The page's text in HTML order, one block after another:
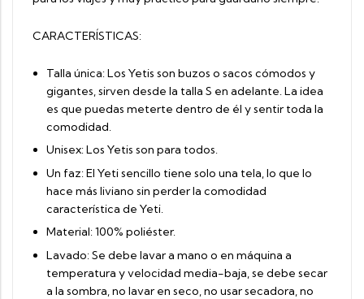
CARACTERÍSTICAS:
Talla única: Los Yetis son buzos o sacos cómodos y
gigantes, sirven desde la talla S en adelante. La idea
es que puedas meterte dentro de él y sentir toda la
comodidad.
Unisex: Los Yetis son para todos.
Un faz: El Yeti sencillo tiene solo una tela, lo que lo
hace más liviano sin perder la comodidad
característica de Yeti.
Material: 100% poliéster.
Lavado: Se debe lavar a mano o en máquina a
temperatura y velocidad media-baja, se debe secar
a la sombra, no lavar en seco, no usar secadora, no